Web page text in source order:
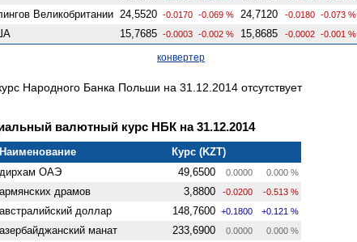
Велико­британии 24,5520 -0.0170 -0.069 % 24,7120 -0.0180 -0.073 %
15,7685 -0.0003 -0.002 % 15,8685 -0.0002 -0.001 %
конвертер
Народного Банка Польши на 31.12.2014 отсутствует
валютный курс НБК на 31.12.2014
Наименование
Курс (KZT)
дирхам ОАЭ 49,6500 0.0000 0.000 %
армянских драмов 3,8800 -0.0200 -0.513 %
австралийский доллар 148,7600 +0.1800 +0.121 %
азербайджанский манат 233,6900 0.0000 0.000 %